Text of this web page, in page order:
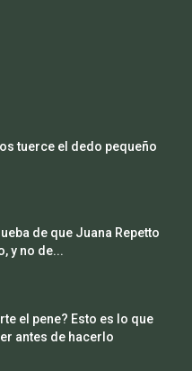
tuerce el dedo pequeño
de que Juana Repetto
y no de...
el pene? Esto es lo que
antes de hacerlo